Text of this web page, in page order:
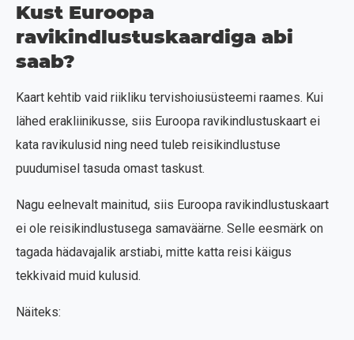
Kust Euroopa
ravikindlustuskaardiga abi
saab?
Kaart kehtib vaid riikliku tervishoiusüsteemi raames. Kui
lähed erakliinikusse, siis Euroopa ravikindlustuskaart ei
kata ravikulusid ning need tuleb reisikindlustuse
puudumisel tasuda omast taskust.
Nagu eelnevalt mainitud, siis Euroopa ravikindlustuskaart
ei ole reisikindlustusega samaväärne. Selle eesmärk on
tagada hädavajalik arstiabi, mitte katta reisi käigus
tekkivaid muid kulusid.
Näiteks: